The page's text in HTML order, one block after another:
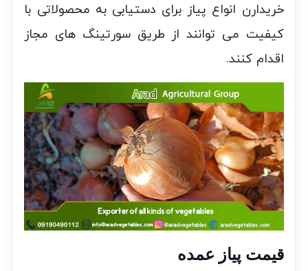
خریدارن انواع پیاز برای دستیابی به محصولاتی با
کیفیت می توانند از طریق سورتینگ های مجاز
اقدام کنند.
قیمت پیاز عمده